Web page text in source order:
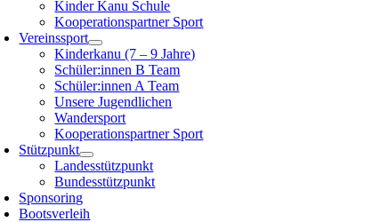
Kinder Kanu Schule
Kooperationspartner Sport
Vereinssport
Kinderkanu (7 – 9 Jahre)
Schüler:innen B Team
Schüler:innen A Team
Unsere Jugendlichen
Wandersport
Kooperationspartner Sport
Stützpunkt
Landesstützpunkt
Bundesstützpunkt
Sponsoring
Bootsverleih